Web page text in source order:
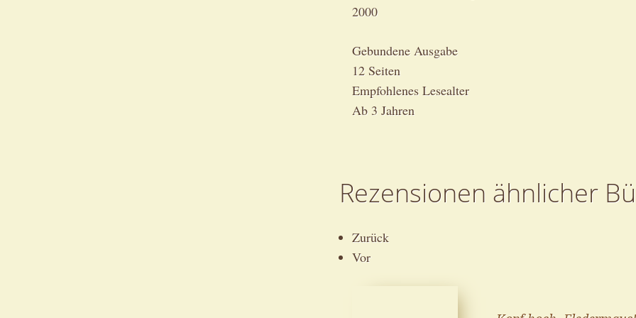
2000
Gebundene Ausgabe
12 Seiten
Empfohlenes Lesealter
Ab 3 Jahren
Rezensionen ähnlicher
Zurück
Vor